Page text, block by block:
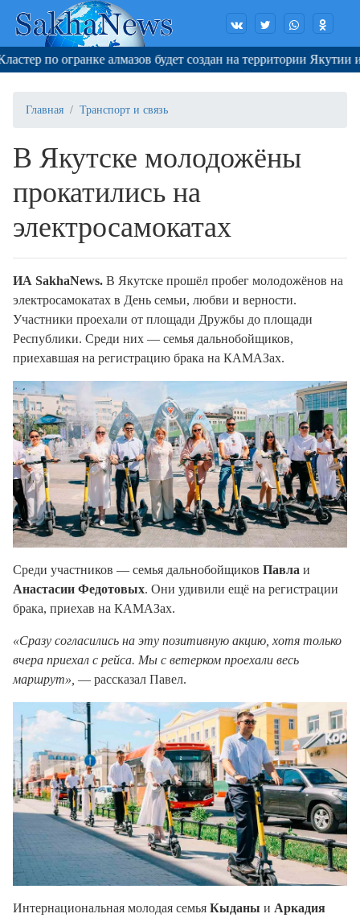
по огранке алмазов будет создан на территории Якутии и
Главная Транспорт и связь
В Якутске молодожёны
прокатились на
электросамокатах
ИА SakhaNews. В Якутске прошёл пробег молодожёнов на
электросамокатах в День семьи, любви и верности.
Участники проехали от площади Дружбы до площади
Республики. Среди них — семья дальнобойщиков,
приехавшая на регистрацию брака на КАМАЗах.
Среди участников — семья дальнобойщиков Павла и
Анастасии Федотовых. Они удивили ещё на регистрации
брака, приехав на КАМАЗах.
«Сразу согласились на эту позитивную акцию, хотя только
вчера приехал с рейса. Мы с ветерком проехали весь
маршрут», — рассказал Павел.
Интернациональная молодая семья Кыданы и Аркадия